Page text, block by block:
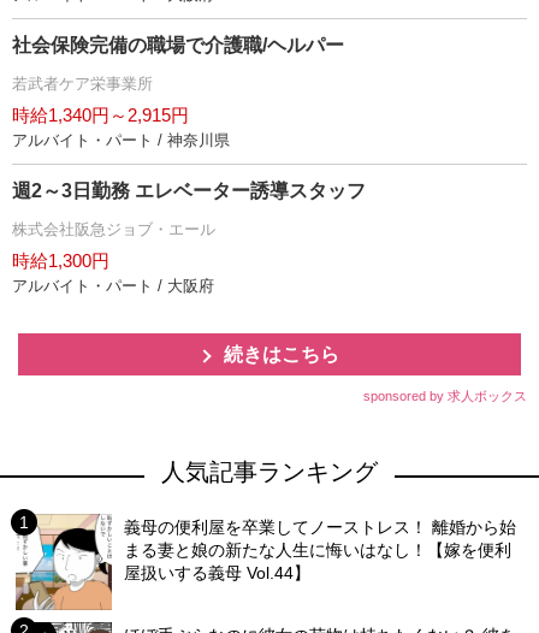
社会保険完備の職場で介護職/ヘルパー
若武者ケア栄事業所
時給1,340円～2,915円
アルバイト・パート / 神奈川県
週2～3日勤務 エレベーター誘導スタッフ
株式会社阪急ジョブ・エール
時給1,300円
アルバイト・パート / 大阪府
続きはこちら
sponsored by 求人ボックス
人気記事ランキング
義母の便利屋を卒業してノーストレス！ 離婚から始
まる妻と娘の新たな人生に悔いはなし！【嫁を便利
屋扱いする義母 Vol.44】